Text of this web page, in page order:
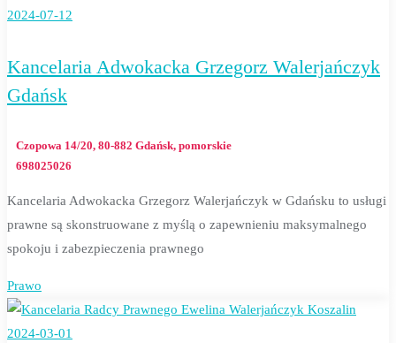
2024-07-12
Kancelaria Adwokacka Grzegorz Walerjańczyk
Gdańsk
Czopowa 14/20, 80-882 Gdańsk, pomorskie
698025026
Kancelaria Adwokacka Grzegorz Walerjańczyk w Gdańsku to usługi
prawne są skonstruowane z myślą o zapewnieniu maksymalnego
spokoju i zabezpieczenia prawnego
Prawo
2024-03-01